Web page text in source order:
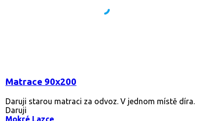
Matrace 90x200
Daruji starou matraci za odvoz. V jednom místě díra.
Daruji
Mokré Lazce